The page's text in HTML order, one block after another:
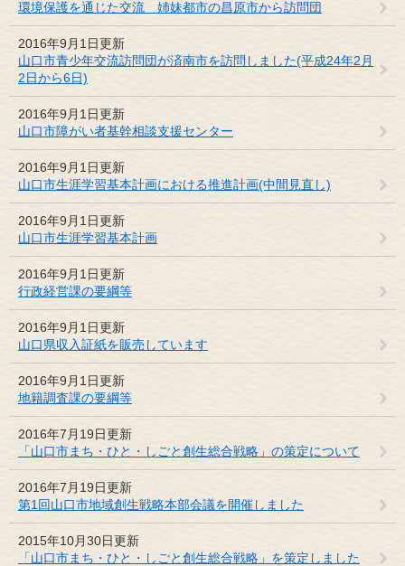
環境保護を通じた交流 姉妹都市の昌原市から訪問団
2016年9月1日更新
山口市青少年交流訪問団が済南市を訪問しました(平成24年2月
2日から6日)
2016年9月1日更新
山口市障がい者基幹相談支援センター
2016年9月1日更新
山口市生涯学習基本計画における推進計画(中間見直し)
2016年9月1日更新
山口市生涯学習基本計画
2016年9月1日更新
行政経営課の要綱等
2016年9月1日更新
山口県収入証紙を販売しています
2016年9月1日更新
地籍調査課の要綱等
2016年7月19日更新
「山口市まち・ひと・しごと創生総合戦略」の策定について
2016年7月19日更新
第1回山口市地域創生戦略本部会議を開催しました
2015年10月30日更新
「山口市まち・ひと・しごと創生総合戦略」を策定しました